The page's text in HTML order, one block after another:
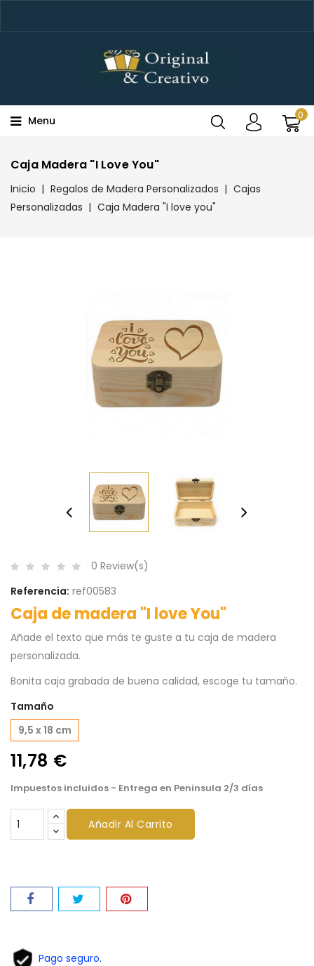
0
Menu
Caja Madera "I Love You"
Inicio Regalos de Madera Personalizados
Cajas
Personalizadas
Caja Madera "I love you"
0 Review(s)
Referencia: ref00583
Caja de madera "I love You"
Añade el texto que más te guste a tu caja de madera
personalizada.
Bonita caja grabada de buena calidad, escoge tu tamaño.
Tamaño
9,5 x 18 cm
11,78 €
Impuestos incluidos - Entrega en Peninsula 2/3 días
Añadir Al Carrito
Pago seguro.